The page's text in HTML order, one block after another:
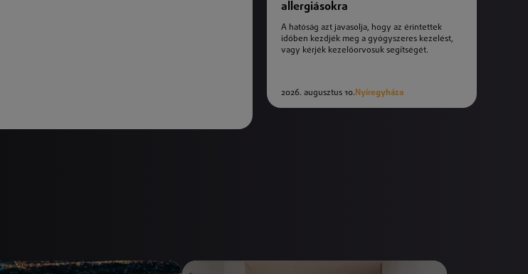
allergiásokra
A hatóság azt javasolja, hogy az érintettek
időben kezdjék meg a gyógyszeres kezelést,
vagy kérjék kezelőorvosuk segítségét.
2026. augusztus 10. Nyíregyháza